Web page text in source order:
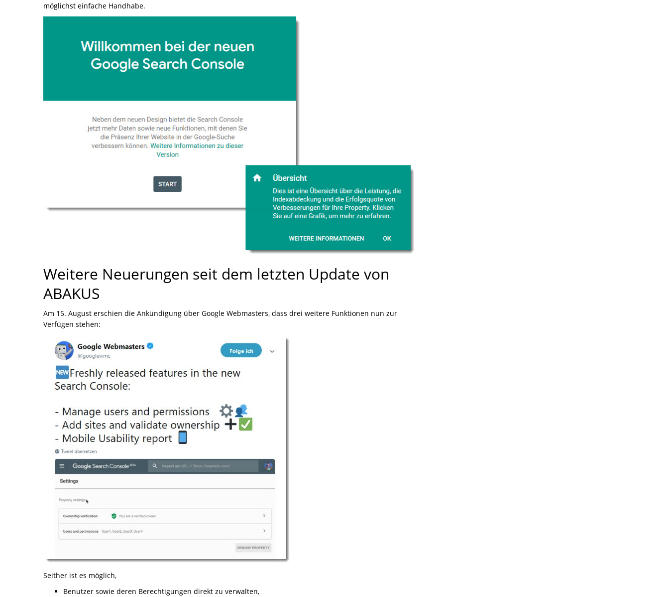
möglichst einfache Handhabe.
Weitere Neuerungen seit dem letzten Update von
ABAKUS
Am 15. August erschien die Ankündigung über Google Webmasters, dass drei weitere Funktionen nun zur
Verfügen stehen:
Seither ist es möglich,
Benutzer sowie deren Berechtigungen direkt zu verwalten,